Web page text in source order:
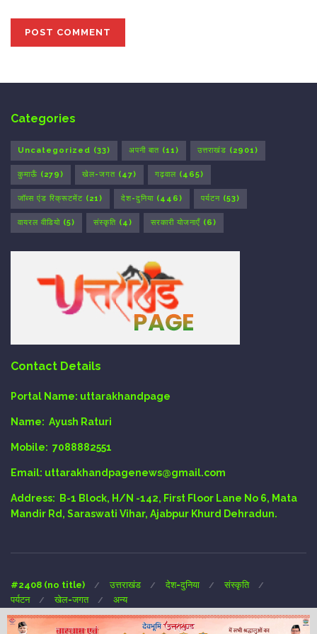
Categories
Uncategorized (33) अपनी बात (11) उत्तराखंड (2901)
कुमाऊँ (279) खेल-जगत (47) गढ़वाल (465)
जॉब्स एंड रिक्रूटमेंट (21) देश-दुनिया (446) पर्यटन (53)
वायरल वीडियो (5) संस्कृति (4) सरकारी योजनाएँ (6)
Contact Details
Portal Name: uttarakhandpage
Name: Ayush Raturi
Mobile: 7088882551
Email: uttarakhandpagenews@gmail.com
Address:
B-1 Block, H/N -142, First Floor Lane No 6, Mata
Mandir Rd, Saraswati Vihar, Ajabpur Khurd Dehradun.
#2408 (no title) उत्तराखंड देश-दुनिया
संस्कृति
पर्यटन
खेल-जगत अन्य
Copyright © 2024 UTTARAKHAND-PAGE